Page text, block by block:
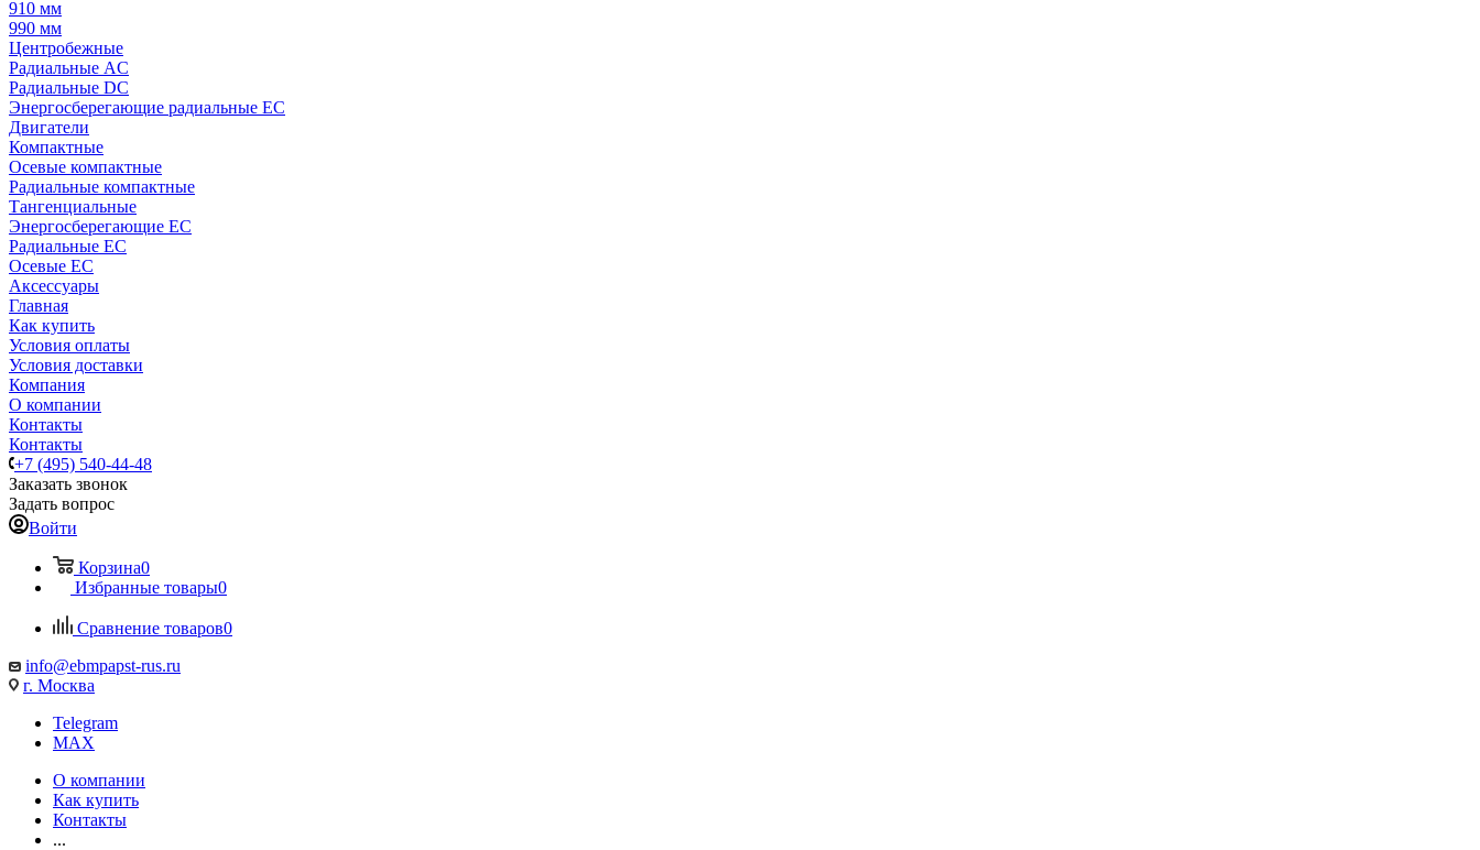
910 мм
990 мм
Центробежные
Радиальные AC
Радиальные DC
Энергосберегающие радиальные EC
Двигатели
Компактные
Осевые компактные
Радиальные компактные
Тангенциальные
Энергосберегающие EC
Радиальные EC
Осевые EC
Аксессуары
Главная
Как купить
Условия оплаты
Условия доставки
Компания
О компании
Контакты
Контакты
+7 (495) 540-44-48
Заказать звонок
Задать вопрос
Войти
Корзина0
Избранные товары0
Сравнение товаров0
info@ebmpapst-rus.ru
г. Москва
Telegram
MAX
О компании
Как купить
Контакты
...